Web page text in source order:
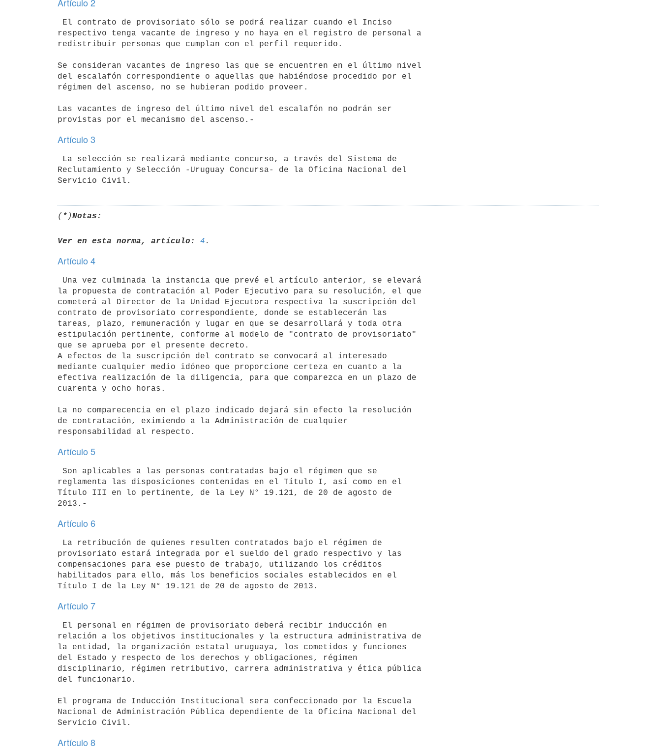
respectivo tenga vacante de ingreso y no haya en el registro de personal a
redistribuir personas que cumplan con el perfil requerido.
Se consideran vacantes de ingreso las que se encuentren en el último nivel
del escalafón correspondiente o aquellas que habiéndose procedido por el
régimen del ascenso, no se hubieran podido proveer.
Las vacantes de ingreso del último nivel del escalafón no podrán ser
Artículo 3
Reclutamiento y Selección -Uruguay Concursa- de la Oficina Nacional del
(*)Notas:
Ver en esta norma, artículo: 4
Artículo 4
la propuesta de contratación al Poder Ejecutivo para su resolución, el que
cometerá al Director de la Unidad Ejecutora respectiva la suscripción del
contrato de provisoriato correspondiente, donde se establecerán las
tareas, plazo, remuneración y lugar en que se desarrollará y toda otra
estipulación pertinente, conforme al modelo de "contrato de provisoriato"
que se aprueba por el presente decreto.
A efectos de la suscripción del contrato se convocará al interesado
mediante cualquier medio idóneo que proporcione certeza en cuanto a la
efectiva realización de la diligencia, para que comparezca en un plazo de
cuarenta y ocho horas.
La no comparecencia en el plazo indicado dejará sin efecto la resolución
de contratación, eximiendo a la Administración de cualquier
Artículo 5
reglamenta las disposiciones contenidas en el Título I, así como en el
Título III en lo pertinente, de la Ley N° 19.121, de 20 de agosto de
Artículo 6
provisoriato estará integrada por el sueldo del grado respectivo y las
compensaciones para ese puesto de trabajo, utilizando los créditos
habilitados para ello, más los beneficios sociales establecidos en el
Artículo 7
relación a los objetivos institucionales y la estructura administrativa de
la entidad, la organización estatal uruguaya, los cometidos y funciones
del Estado y respecto de los derechos y obligaciones, régimen
disciplinario, régimen retributivo, carrera administrativa y ética pública
del funcionario.
El programa de Inducción Institucional sera confeccionado por la Escuela
Nacional de Administración Pública dependiente de la Oficina Nacional del
Artículo 8